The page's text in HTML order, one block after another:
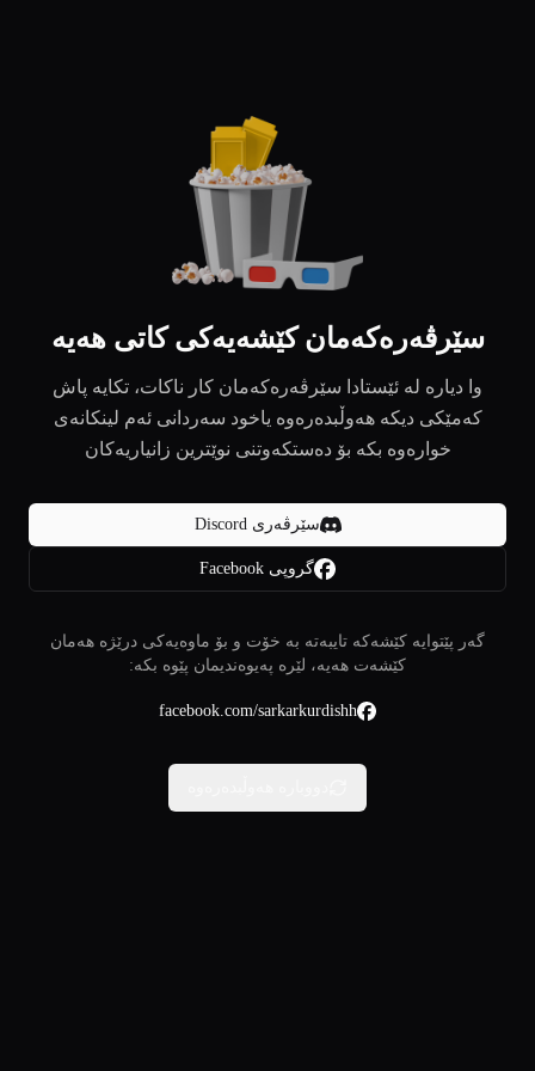
سێرڤەرەکەمان کێشەیەکی کاتی هەیە
وا دیارە لە ئێستادا سێرڤەرەکەمان کار ناکات، تکایە پاش
کەمێکی دیکە هەوڵبدەرەوە یاخود سەردانی ئەم لینکانەی
خوارەوە بکە بۆ دەستکەوتنی نوێترین زانیاریەکان
سێرڤەری Discord
گروپی Facebook
گەر پێتوایە کێشەکە تایبەتە بە خۆت و بۆ ماوەیەکی درێژە هەمان
کێشەت هەیە، لێرە پەیوەندیمان پێوە بکە:
facebook.com/sarkarkurdishh